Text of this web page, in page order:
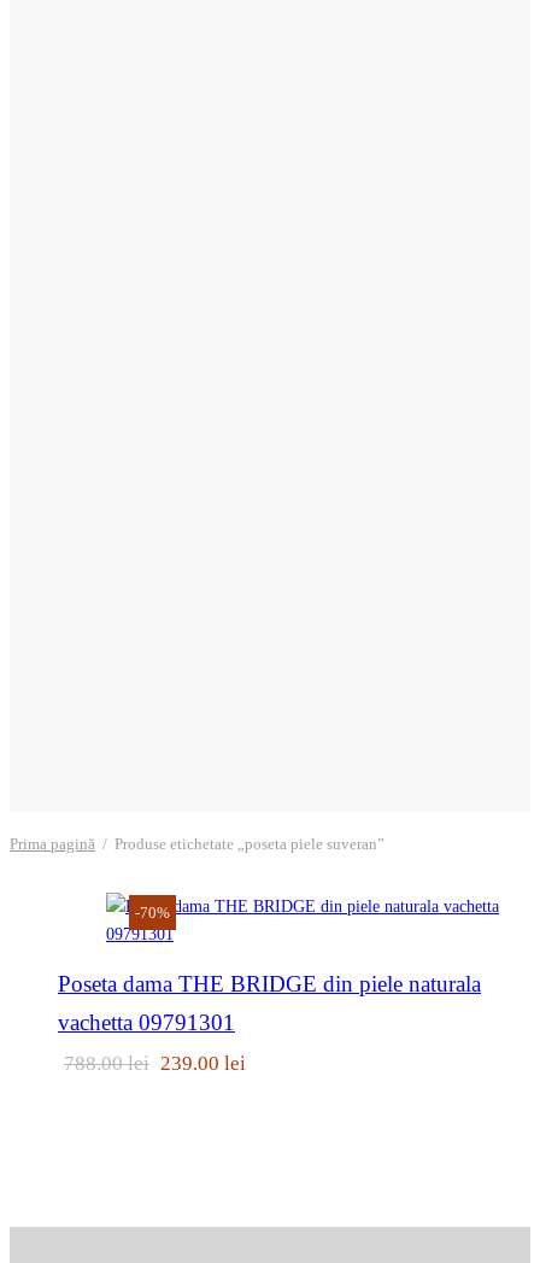
Prima pagină / Produse etichetate „poseta piele suveran”
-70%
Poseta dama THE BRIDGE din piele naturala
vachetta 09791301
788.00lei Prețul
239.00 lei